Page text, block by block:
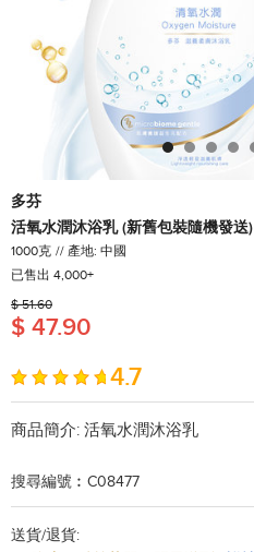
多芬
活氧水潤沐浴乳 (新舊包裝隨機發送)
1000克
產地: 中國
已售出 4,000+
$ 51.60
$ 47.90
4.7
商品簡介: 活氧水潤沐浴乳
搜尋編號︰C08477
送貨/退貨: